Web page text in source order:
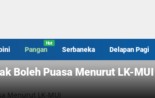
Pangan Serbaneka Delapan Pagi
Boleh Puasa Menurut LK-MUI